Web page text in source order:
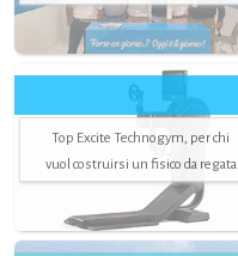
Top Excite Technogym, per chi
vuol costruirsi un fisico da regata